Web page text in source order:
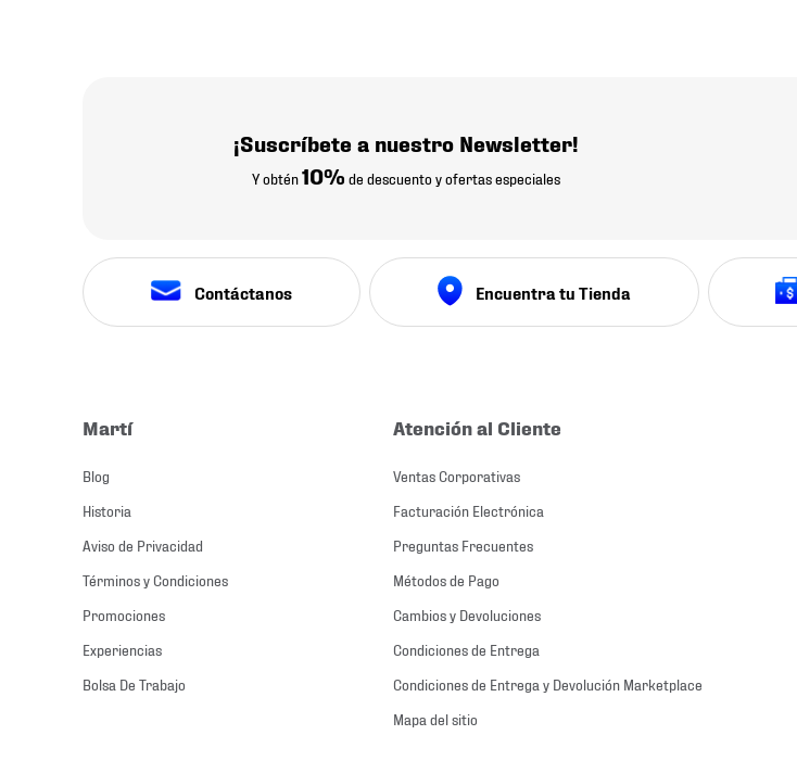
¡Suscríbete a nuestro Newsletter!
Y obtén10% de descuento y ofertas especiales
Contáctanos Encuentra tu Tienda
Martí
Blog
Historia
Aviso de Privacidad
Términos y Condiciones
Promociones
Experiencias
Bolsa De Trabajo
Atención al Cliente
Ventas Corporativas
Facturación Electrónica
Preguntas Frecuentes
Métodos de Pago
Cambios y Devoluciones
Condiciones de Entrega
Condiciones de Entrega y Devolución Marketplace
Mapa del sitio